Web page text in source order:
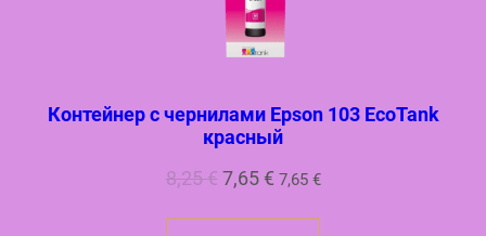
Контейнер с чернилами Epson 103 EcoTank
красный
8,25€ Первоначальная
7,65€Текущая
7,65 €